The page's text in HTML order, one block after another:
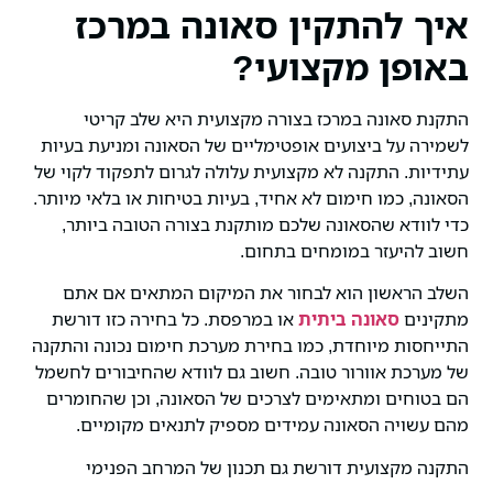
איך להתקין סאונה במרכז
באופן מקצועי?
התקנת סאונה במרכז בצורה מקצועית היא שלב קריטי
לשמירה על ביצועים אופטימליים של הסאונה ומניעת בעיות
עתידיות. התקנה לא מקצועית עלולה לגרום לתפקוד לקוי של
הסאונה, כמו חימום לא אחיד, בעיות בטיחות או בלאי מיותר.
כדי לוודא שהסאונה שלכם מותקנת בצורה הטובה ביותר,
חשוב להיעזר במומחים בתחום.
השלב הראשון הוא לבחור את המיקום המתאים אם אתם
מתקיניםסאונה ביתיתאו במרפסת. כל בחירה כזו דורשת
התייחסות מיוחדת, כמו בחירת מערכת חימום נכונה והתקנה
של מערכת אוורור טובה. חשוב גם לוודא שהחיבורים לחשמל
הם בטוחים ומתאימים לצרכים של הסאונה, וכן שהחומרים
מהם עשויה הסאונה עמידים מספיק לתנאים מקומיים.
התקנה מקצועית דורשת גם תכנון של המרחב הפנימי